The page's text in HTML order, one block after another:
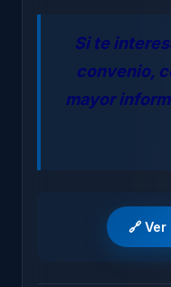
Si te
convenio,
mayor
🔗